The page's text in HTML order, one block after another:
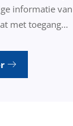
informatie
met toegang…